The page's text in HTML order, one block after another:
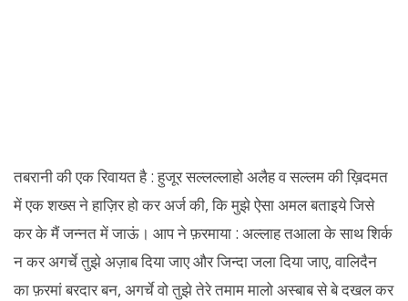
तबरानी की एक रिवायत है : हुजूर सल्लल्लाहो अलैह व सल्लम की ख़िदमत
में एक शख्स ने हाज़िर हो कर अर्ज की, कि मुझे ऐसा अमल बताइये जिसे
कर के मैं जन्नत में जाऊं। आप ने फ़रमाया : अल्लाह तआला के साथ शिर्क
न कर अगर्चे तुझे अज़ाब दिया जाए और जिन्दा जला दिया जाए, वालिदैन
का फ़रमां बरदार बन, अगर्चे वो तुझे तेरे तमाम मालो अस्बाब से बे दखल कर